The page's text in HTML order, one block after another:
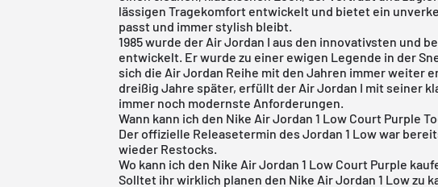
lässigen Tragekomfort entwickelt und bietet ein
passt und immer stylish bleibt.
1985 wurde der Air Jordan I aus den innovativsten und
entwickelt. Er wurde zu einer ewigen Legende in der
sich die Air Jordan Reihe mit den Jahren immer weiter
dreißig Jahre später, erfüllt der Air Jordan I mit seiner
immer noch modernste Anforderungen.
Wann kann ich den Nike Air Jordan 1 Low Court Purple
Der offizielle Releasetermin desJordan 1 Low war
wieder Restocks.
Wo kann ich den Nike Air Jordan 1 Low Court Purple
Solltet ihr wirklich planen den Nike Air Jordan 1 Low zu